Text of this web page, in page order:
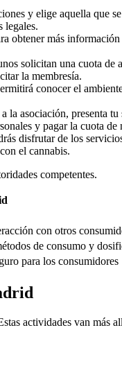
y elige aquella que
legales.
obtener más
solicitan una cuota de
la membresía.
conocer el
la asociación, presenta
y pagar la cuota de
disfrutar de los
el cannabis.
competentes.
con otros
de consumo y
para los consumidores
actividades van más